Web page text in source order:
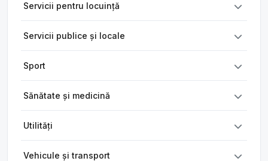
Servicii pentru locuință
Servicii publice și locale
Sport
Sănătate și medicină
Utilități
Vehicule și transport